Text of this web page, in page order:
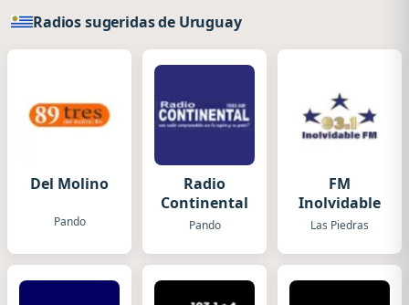
Radios sugeridas de Uruguay
Del Molino
Pando
Radio
Continental
Pando
FM
Inolvidable
Las Piedras